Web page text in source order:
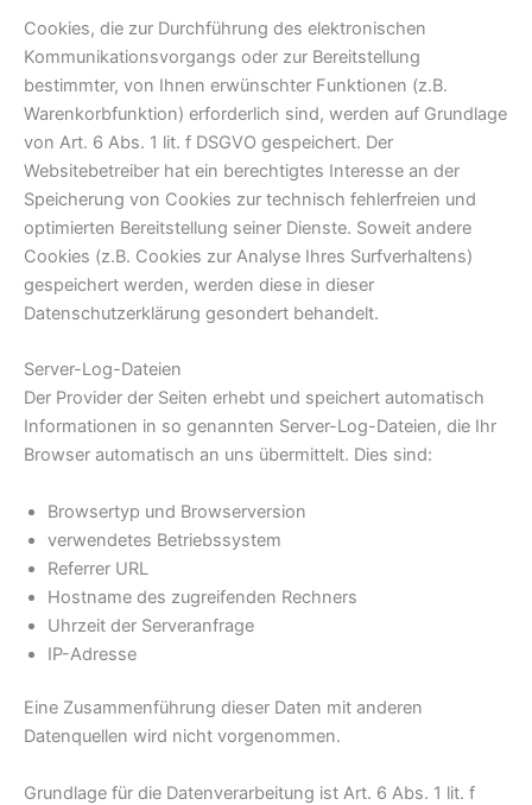
Cookies, die zur Durchführung des elektronischen
Kommunikationsvorgangs oder zur Bereitstellung
bestimmter, von Ihnen erwünschter Funktionen (z.B.
Warenkorbfunktion) erforderlich sind, werden auf Grundlage
von Art. 6 Abs. 1 lit. f DSGVO gespeichert. Der
Websitebetreiber hat ein berechtigtes Interesse an der
Speicherung von Cookies zur technisch fehlerfreien und
optimierten Bereitstellung seiner Dienste. Soweit andere
Cookies (z.B. Cookies zur Analyse Ihres Surfverhaltens)
gespeichert werden, werden diese in dieser
Datenschutzerklärung gesondert behandelt.
Server-Log-Dateien
Der Provider der Seiten erhebt und speichert automatisch
Informationen in so genannten Server-Log-Dateien, die Ihr
Browser automatisch an uns übermittelt. Dies sind:
Browsertyp und Browserversion
verwendetes Betriebssystem
Referrer URL
Hostname des zugreifenden Rechners
Uhrzeit der Serveranfrage
IP-Adresse
Eine Zusammenführung dieser Daten mit anderen
Datenquellen wird nicht vorgenommen.
Grundlage für die Datenverarbeitung ist Art. 6 Abs. 1 lit. f